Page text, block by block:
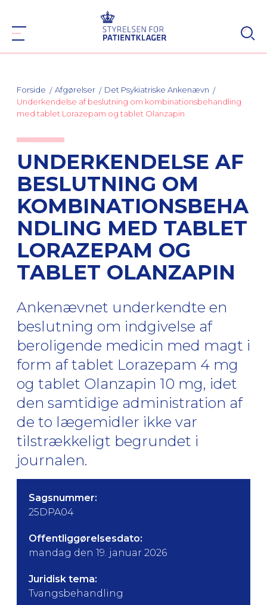
Forside Afgørelser
Det Psykiatriske Ankenævn
Underkendelse af beslutning om kombinationsbehandling
med tablet Lorazepam og tablet Olanzapin
UNDERKENDELSE AF
BESLUTNING OM
KOMBINATIONSBEHA
NDLING MED TABLET
LORAZEPAM OG
TABLET OLANZAPIN
Ankenævnet underkendte en
beslutning om indgivelse af
beroligende medicin med magt i
form af tablet Lorazepam 4 mg
og tablet Olanzapin 10 mg, idet
den samtidige administration af
de to lægemidler ikke var
tilstrækkeligt begrundet i
journalen.
Sagsnummer:
25DPA04
Offentliggørelsesdato:
mandag den 19. januar 2026
Juridisk tema:
Tvangsbehandling